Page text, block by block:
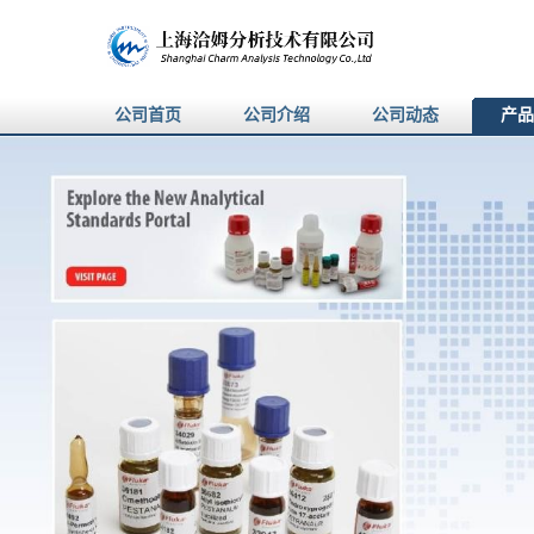
公司首页 公司介绍 公司动态 产